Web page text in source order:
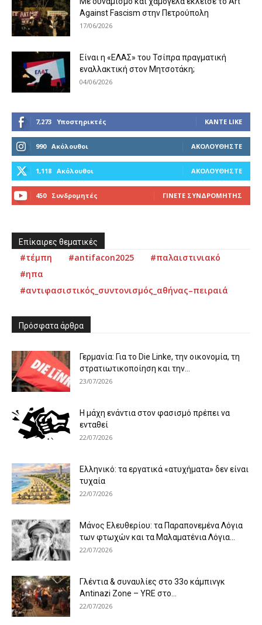
Against Fascism στην Πετρούπολη
17/06/2026
Είναι η «ΕΛΑΣ» του Τσίπρα πραγματική
εναλλακτική στον Μητσοτάκη;
04/06/2026
7,273 Υποστηρικτές ΚΆΝΤΕ LIKE
990 Ακόλουθοι ΑΚΟΛΟΥΘΉΣΤΕ
1,118 Ακόλουθοι ΑΚΟΛΟΥΘΉΣΤΕ
450 Συνδρομητές ΓΊΝΕΤΕ ΣΥΝΔΡΟΜΗΤΉΣ
Επίκαιρες θεματικές
#τέμπη #antifacon2025
#παλαιστινιακό
#ηπα
#αντιφασιστικός_συντονισμός_αθήνας–πειραιά
Πρόσφατα άρθρα
Γερμανία: Για το Die Linke, την οικονομία, τη
στρατιωτικοποίηση και την...
23/07/2026
Η μάχη ενάντια στον φασισμό πρέπει να
ενταθεί
22/07/2026
Ελληνικό: τα εργατικά «ατυχήματα» δεν είναι
τυχαία
22/07/2026
Μάνος Ελευθερίου: τα Παραπονεμένα Λόγια
των φτωχών και τα Μαλαματένια Λόγια...
22/07/2026
Γλέντια & συναυλίες στο 33ο κάμπινγκ
Antinazi Zone – YRE στο...
22/07/2026